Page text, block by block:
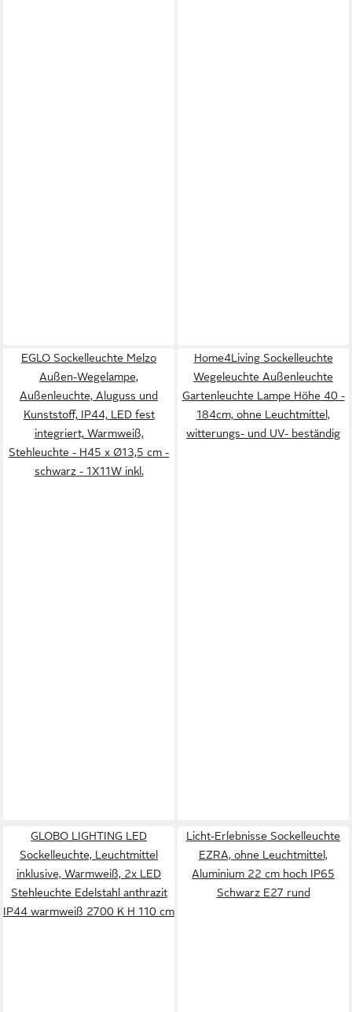
EGLO Sockelleuchte Melzo
Außen-Wegelampe,
Außenleuchte, Aluguss und
Kunststoff, IP44, LED fest
integriert, Warmweiß,
Stehleuchte - H45 x Ø13,5 cm -
schwarz - 1X11W inkl.
Home4Living Sockelleuchte
Wegeleuchte Außenleuchte
Gartenleuchte Lampe Höhe 40 -
184cm, ohne Leuchtmittel,
witterungs- und UV- beständig
GLOBO LIGHTING LED
Sockelleuchte, Leuchtmittel
inklusive, Warmweiß, 2x LED
Stehleuchte Edelstahl anthrazit
IP44 warmweiß 2700 K H 110 cm
Licht-Erlebnisse Sockelleuchte
EZRA, ohne Leuchtmittel,
Aluminium 22 cm hoch IP65
Schwarz E27 rund